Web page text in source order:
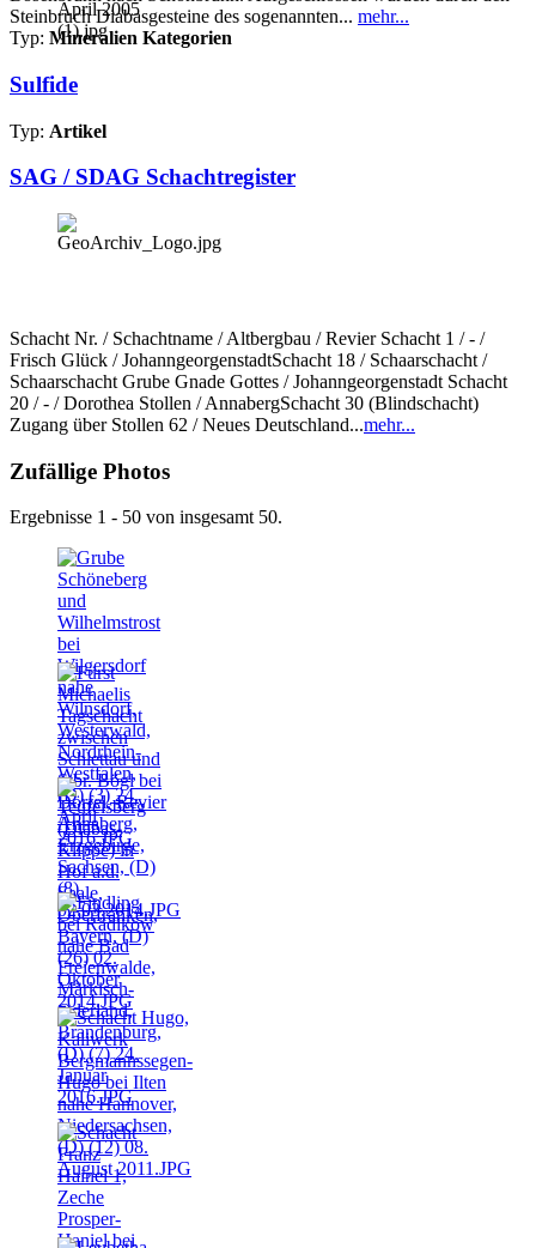
Steinbruch Diabasgesteine des sogenannten... mehr...
Typ: Mineralien Kategorien
Sulfide
Typ: Artikel
SAG / SDAG Schachtregister
Schacht Nr. / Schachtname / Altbergbau / Revier Schacht 1 / - /
Frisch Glück / JohanngeorgenstadtSchacht 18 / Schaarschacht /
Schaarschacht Grube Gnade Gottes / Johanngeorgenstadt Schacht
20 / - / Dorothea Stollen / AnnabergSchacht 30 (Blindschacht)
Zugang über Stollen 62 / Neues Deutschland...mehr...
Zufällige Photos
Ergebnisse 1 - 50 von insgesamt 50.